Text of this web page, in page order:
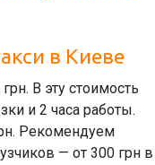
в Киеве
В эту стоимость
и 2 часа работы.
Рекомендуем
— от 300 грн в